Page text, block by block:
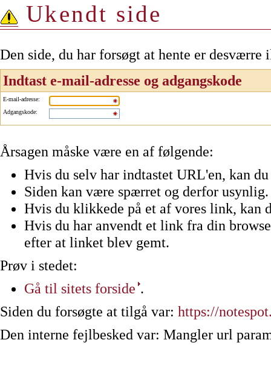
Ukendt side
Den side, du har forsøgt at hente er
Indtast e-mail-adresse og adgangskode
E-mail-adresse:
Adgangskode:
Årsagen måske være en af følgende:
Hvis du selv har indtastet URL'en, kan
Siden kan være spærret og derfor usynlig.
Hvis du klikkede på et af vores link, kan
Hvis du har anvendt et link fra din
efter at linket blev gemt.
Prøv i stedet:
Gå til sitets forside .
Siden du forsøgte at tilgå var: https://
Den interne fejlbesked var: Mangler url